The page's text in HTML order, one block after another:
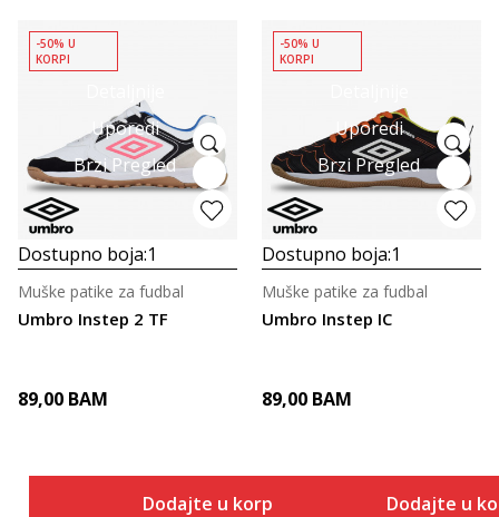
Uporedi
Brzi Pregled
-50% U
KORPI
Dostupno boja:1
Umbro Instep 2 TF
Muške patike za fudbal
89,00 BAM
Dodajte u korpu
Uporedi
Brzi Pregled
-50% U
KORPI
Dostupno boja:1
Umbro Instep IC
Muške patike za fudbal
89,00 BAM
Dodajte u